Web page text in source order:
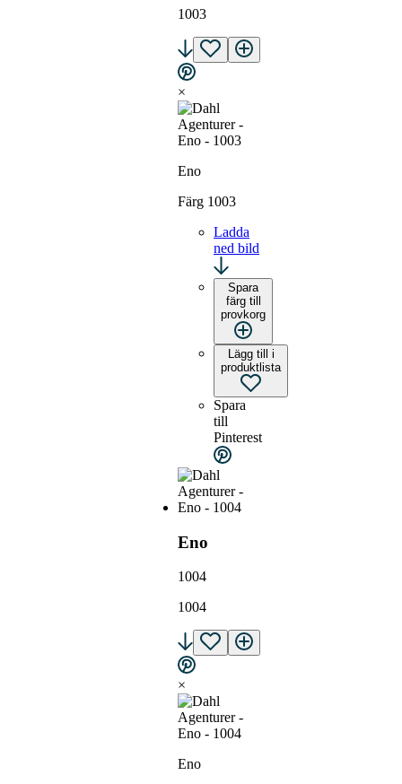
1003
×
Eno
Färg 1003
Ladda
ned bild
Spara
färg till
provkorg
Lägg till i
produktlista
Spara
till
Pinterest
Eno
1004
1004
×
Eno